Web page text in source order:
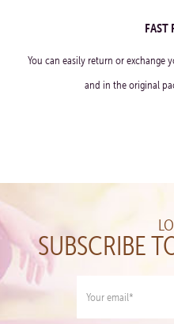
FAST
You can easily return or exchange
and in the original
SUBSCRIBE